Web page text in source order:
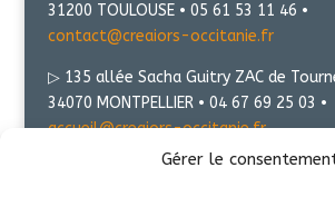
Gérer le
31200 TOULOUSE • 05 61 53 11 46 •
contact@creaiors-occitanie.fr
▷ 135 allée Sacha Guitry ZAC de
34070 MONTPELLIER • 04 67 69 25 03 •
accueil@creaiors-occitanie.fr